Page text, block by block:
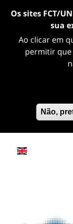
Os sites FCT/
sua
Ao clicar em
permitir que
Não,